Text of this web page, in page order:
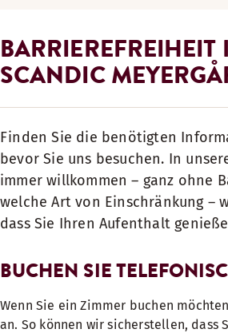
BARRIEREFREIHEIT
SCANDIC
Finden Sie die benötigten
bevor Sie uns besuchen. In
immer willkommen – ganz ohne
welche Art von Einschränkung –
dass Sie Ihren Aufenthalt
BUCHEN SIE
Wenn Sie ein Zimmer buchen
an. So können wir sicherstellen, dass